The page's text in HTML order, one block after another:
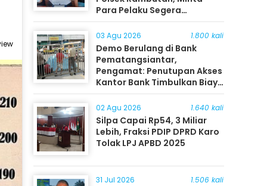
Para Pelaku Segera
Ditangkap
03 Agu 2026 1.800 kali
Demo Berulang di Bank
Pematangsiantar,
Pengamat: Penutupan Akses
Kantor Bank Timbulkan Biaya
Ekonomi bagi Masyarakat
02 Agu 2026 1.640 kali
Silpa Capai Rp54, 3 Miliar
Lebih, Fraksi PDIP DPRD Karo
Tolak LPJ APBD 2025
31 Jul 2026 1.506 kali